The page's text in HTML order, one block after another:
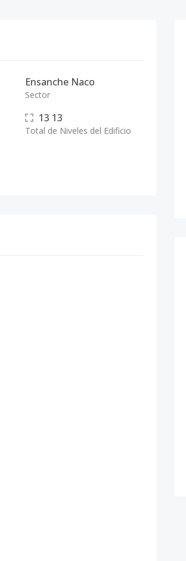
Ensanche Naco
Sector
13 13
Total de Niveles del Edificio